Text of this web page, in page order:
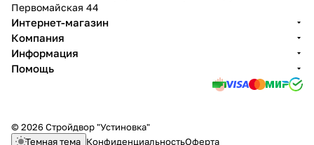
Первомайская 44
Интернет-магазин
Компания
Информация
Помощь
© 2026 Стройдвор "Устиновка"
Темная тема КонфиденциальностьОферта